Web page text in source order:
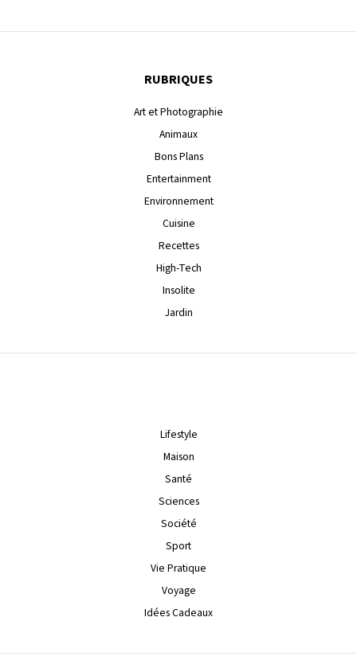
RUBRIQUES
Art et Photographie
Animaux
Bons Plans
Entertainment
Environnement
Cuisine
Recettes
High-Tech
Insolite
Jardin
Lifestyle
Maison
Santé
Sciences
Société
Sport
Vie Pratique
Voyage
Idées Cadeaux